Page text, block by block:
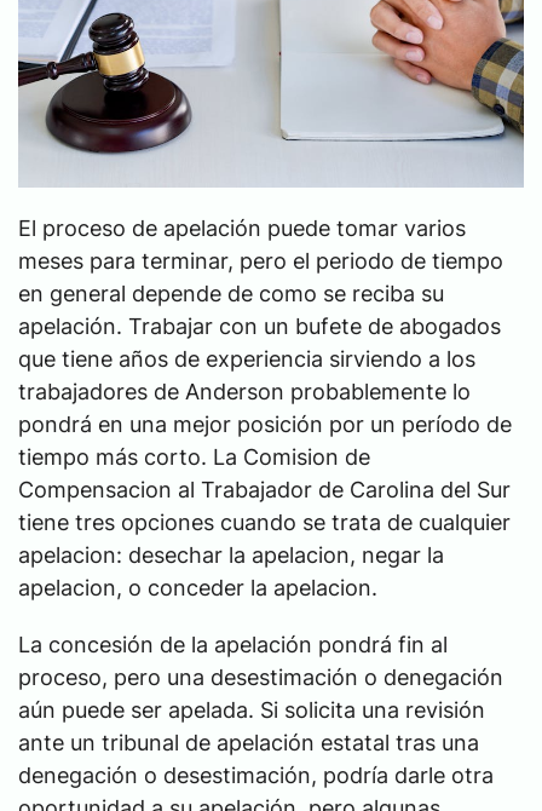
El proceso de apelación puede tomar varios
meses para terminar, pero el periodo de tiempo
en general depende de como se reciba su
apelación. Trabajar con un bufete de abogados
que tiene años de experiencia sirviendo a los
trabajadores de Anderson probablemente lo
pondrá en una mejor posición por un período de
tiempo más corto. La Comision de
Compensacion al Trabajador de Carolina del Sur
tiene tres opciones cuando se trata de cualquier
apelacion: desechar la apelacion, negar la
apelacion, o conceder la apelacion.
La concesión de la apelación pondrá fin al
proceso, pero una desestimación o denegación
aún puede ser apelada. Si solicita una revisión
ante un tribunal de apelación estatal tras una
denegación o desestimación, podría darle otra